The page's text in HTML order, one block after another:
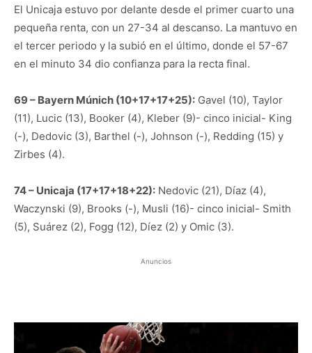
El Unicaja estuvo por delante desde el primer cuarto una
pequeña renta, con un 27-34 al descanso. La mantuvo en
el tercer periodo y la subió en el último, donde el 57-67
en el minuto 34 dio confianza para la recta final.
69 – Bayern Múnich (10+17+17+25): Gavel (10), Taylor
(11), Lucic (13), Booker (4), Kleber (9)- cinco inicial- King
(-), Dedovic (3), Barthel (-), Johnson (-), Redding (15) y
Zirbes (4).
74 – Unicaja (17+17+18+22): Nedovic (21), Díaz (4),
Waczynski (9), Brooks (-), Musli (16)- cinco inicial- Smith
(5), Suárez (2), Fogg (12), Díez (2) y Omic (3).
Anuncios